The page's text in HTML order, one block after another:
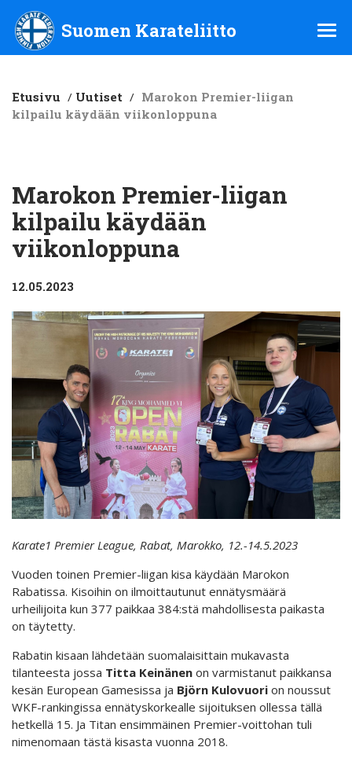
Suomen Karateliitto ry
Suomen Karateliitto
Etusivu / Uutiset / Marokon Premier-liigan
kilpailu käydään viikonloppuna
Marokon Premier-liigan
kilpailu käydään
viikonloppuna
12.05.2023
Karate1 Premier League, Rabat, Marokko, 12.-14.5.2023
Vuoden toinen Premier-liigan kisa käydään Marokon
Rabatissa. Kisoihin on ilmoittautunut ennätysmäärä
urheilijoita kun 377 paikkaa 384:stä mahdollisesta paikasta
on täytetty.
Rabatin kisaan lähdetään suomalaisittain mukavasta
tilanteesta jossa Titta Keinänen on varmistanut paikkansa
kesän European Gamesissa ja Björn Kulovuori on noussut
WKF-rankingissa ennätyskorkealle sijoituksen ollessa tällä
hetkellä 15. Ja Titan ensimmäinen Premier-voittohan tuli
nimenomaan tästä kisasta vuonna 2018.